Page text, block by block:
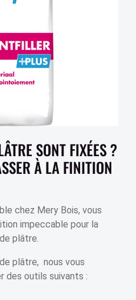
SONT FIXÉES ?
À LA FINITION
chez Mery Bois, vous
impeccable pour la
plâtre.
plâtre, nous vous
des outils suivants :